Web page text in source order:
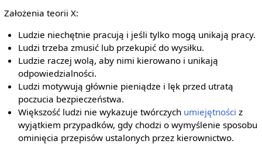
Założenia teorii X:
Ludzie niechętnie pracują i jeśli tylko mogą unikają pracy.
Ludzi trzeba zmusić lub przekupić do wysiłku.
Ludzie raczej wolą, aby nimi kierowano i unikają
odpowiedzialności.
Ludzi motywują głównie pieniądze i lęk przed utratą
poczucia bezpieczeństwa.
Większość ludzi nie wykazuje twórczych umiejętności z
wyjątkiem przypadków, gdy chodzi o wymyślenie sposobu
ominięcia przepisów ustalonych przez kierownictwo.